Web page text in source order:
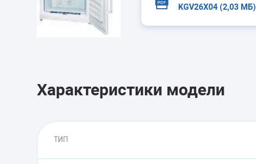
KGV26X04 (2,03 МБ)
Характеристики модели
ТИП